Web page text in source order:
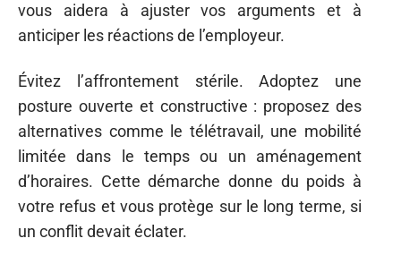
vous aidera à ajuster vos arguments et à
anticiper les réactions de l’employeur.
Évitez l’affrontement stérile. Adoptez une
posture ouverte et constructive : proposez des
alternatives comme le télétravail, une mobilité
limitée dans le temps ou un aménagement
d’horaires. Cette démarche donne du poids à
votre refus et vous protège sur le long terme, si
un conflit devait éclater.